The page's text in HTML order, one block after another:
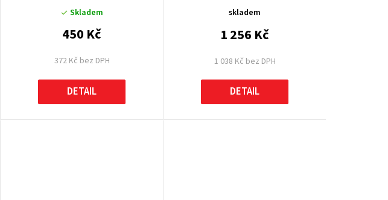
Skladem
372 Kč bez DPH
450 Kč
DETAIL
skladem
1 038 Kč bez DPH
1 256 Kč
DETAIL